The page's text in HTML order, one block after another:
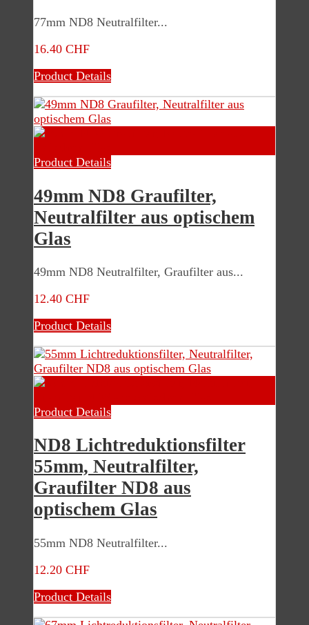
77mm ND8 Neutralfilter...
16.40 CHF
Product Details
Product Details
49mm ND8 Graufilter,
Neutralfilter aus optischem
Glas
49mm ND8 Neutralfilter, Graufilter aus...
12.40 CHF
Product Details
Product Details
ND8 Lichtreduktionsfilter
55mm, Neutralfilter,
Graufilter ND8 aus
optischem Glas
55mm ND8 Neutralfilter...
12.20 CHF
Product Details